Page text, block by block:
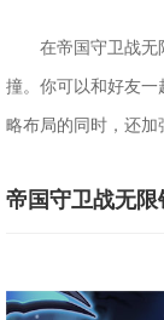
在帝国守卫战无限
撞。你可以和好友
略布局的同时，还加
帝国守卫战无限